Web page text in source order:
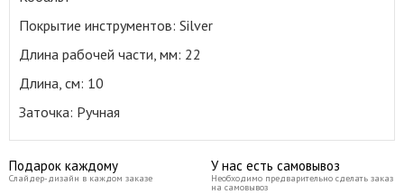
Покрытие инструментов: Silver
Длина рабочей части, мм: 22
Длина, см: 10
Заточка: Ручная
Подарок каждому
Слайдер-дизайн в каждом заказе
У нас есть самовывоз
Необходимо предварительно сделать заказ
на самовывоз